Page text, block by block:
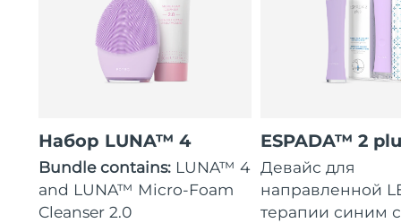
Набор LUNA™ 4
Bundle contains: LUNA™ 4
and LUNA™ Micro-Foam
Cleanser 2.0
ESPADA™ 2
Девайс для
направленной
терапии синим